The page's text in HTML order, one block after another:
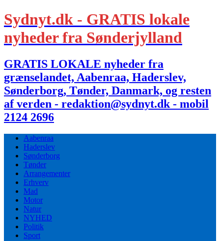
Sydnyt.dk - GRATIS lokale
nyheder fra Sønderjylland
GRATIS LOKALE nyheder fra
grænselandet, Aabenraa, Haderslev,
Sønderborg, Tønder, Danmark, og resten
af verden - redaktion@sydnyt.dk - mobil
2124 2696
Aabenraa
Haderslev
Sønderborg
Tønder
Arrangementer
Erhverv
Mad
Motor
Natur
NYHED
Politik
Sport